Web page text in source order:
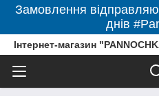
Замовлення
днів
Інтернет-магазин